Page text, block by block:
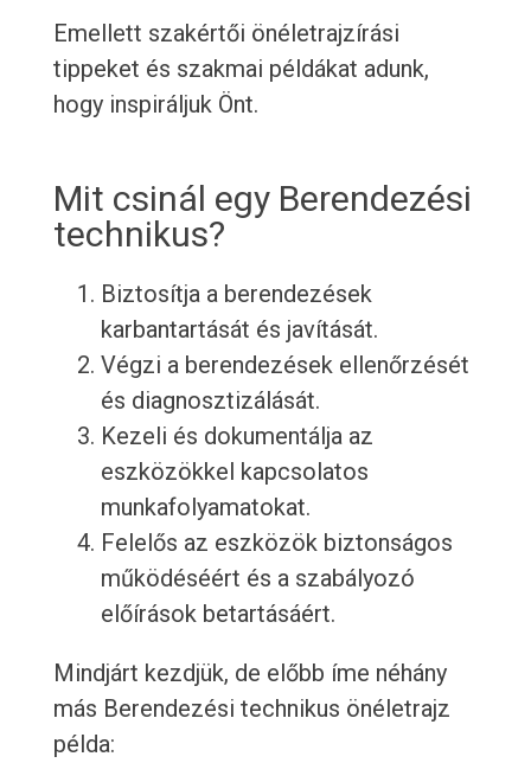
Emellett szakértői önéletrajzírási
tippeket és szakmai példákat adunk,
hogy inspiráljuk Önt.
Mit csinál egy Berendezési
technikus?
Biztosítja a berendezések
karbantartását és javítását.
Végzi a berendezések ellenőrzését
és diagnosztizálását.
Kezeli és dokumentálja az
eszközökkel kapcsolatos
munkafolyamatokat.
Felelős az eszközök biztonságos
működéséért és a szabályozó
előírások betartásáért.
Mindjárt kezdjük, de előbb íme néhány
más Berendezési technikus önéletrajz
példa: